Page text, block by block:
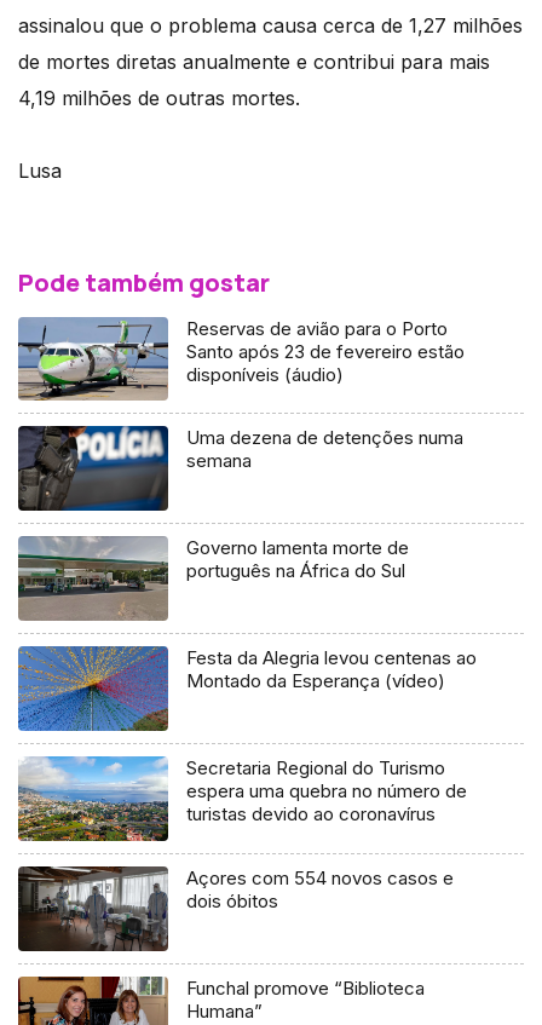
assinalou que o problema causa cerca de 1,27 milhões
de mortes diretas anualmente e contribui para mais
4,19 milhões de outras mortes.
Lusa
Pode também gostar
Reservas de avião para o Porto
Santo após 23 de fevereiro estão
disponíveis (áudio)
Uma dezena de detenções numa
semana
Governo lamenta morte de
português na África do Sul
Festa da Alegria levou centenas ao
Montado da Esperança (vídeo)
Secretaria Regional do Turismo
espera uma quebra no número de
turistas devido ao coronavírus
Açores com 554 novos casos e
dois óbitos
Funchal promove “Biblioteca
Humana”